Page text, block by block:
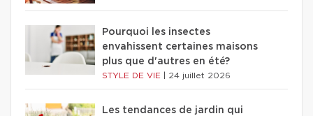
Pourquoi les insectes
envahissent certaines maisons
plus que d'autres en été?
STYLE DE VIE 24 juillet 2026
Les tendances de jardin qui